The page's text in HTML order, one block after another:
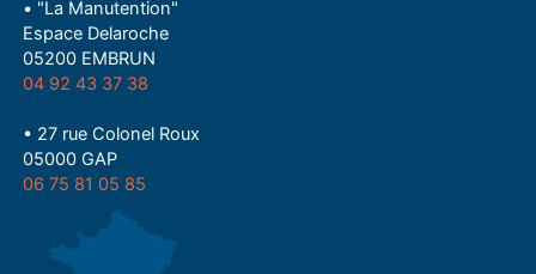
• "La Manutention"
Espace Delaroche
05200 EMBRUN
04 92 43 37 38
• 27 rue Colonel Roux
05000 GAP
06 75 81 05 85